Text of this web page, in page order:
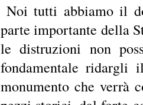
Noi tutti abbiamo il
parte importante della
le distruzioni non
fondamentale ridargli
monumento che verrà